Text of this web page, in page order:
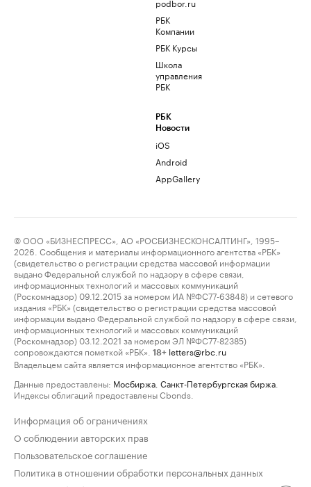
РБК
Компании
РБК Курсы
Школа
управления
РБК
РБК
Новости
iOS
Android
AppGallery
© ООО «БИЗНЕСПРЕСС», АО «РОСБИЗНЕСКОНСАЛТИНГ», 1995–
2026. Сообщения и материалы информационного агентства «РБК»
(свидетельство о регистрации средства массовой информации
выдано Федеральной службой по надзору в сфере связи,
информационных технологий и массовых коммуникаций
(Роскомнадзор) 09.12.2015 за номером ИА №ФС77-63848) и сетевого
издания «РБК» (свидетельство о регистрации средства массовой
информации выдано Федеральной службой по надзору в сфере связи,
информационных технологий и массовых коммуникаций
(Роскомнадзор) 03.12.2021 за номером ЭЛ №ФС77-82385)
сопровождаются пометкой «РБК».
18+ letters@rbc.ru
Владельцем сайта является информационное агентство «РБК».
Данные предоставлены: Мосбиржа Санкт-Петербургская биржа
Индексы облигаций предоставлены Cbonds.
Информация об ограничениях
О соблюдении авторских прав
Пользовательское соглашение
Политика в отношении обработки персональных данных